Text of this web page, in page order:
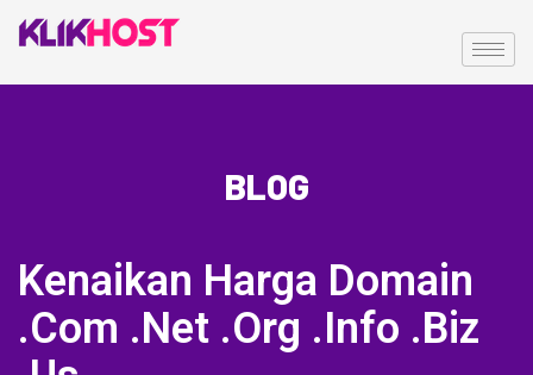
BLOG
Kenaikan Harga Domain
.Com .Net .Org .Info .Biz